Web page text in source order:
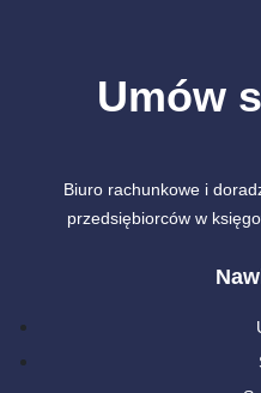
Umów
Biuro rachunkowe i
przedsiębiorców w